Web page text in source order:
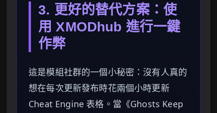
3. 更好的替代方案：使
用 XMODhub 進行一鍵
作弊
這是模組社群的一個小秘密：沒有人真的
想在每次更新發布時花兩個小時更新
Cheat Engine 表格。當《Ghosts Keep